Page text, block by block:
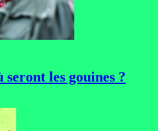
les gouines ?